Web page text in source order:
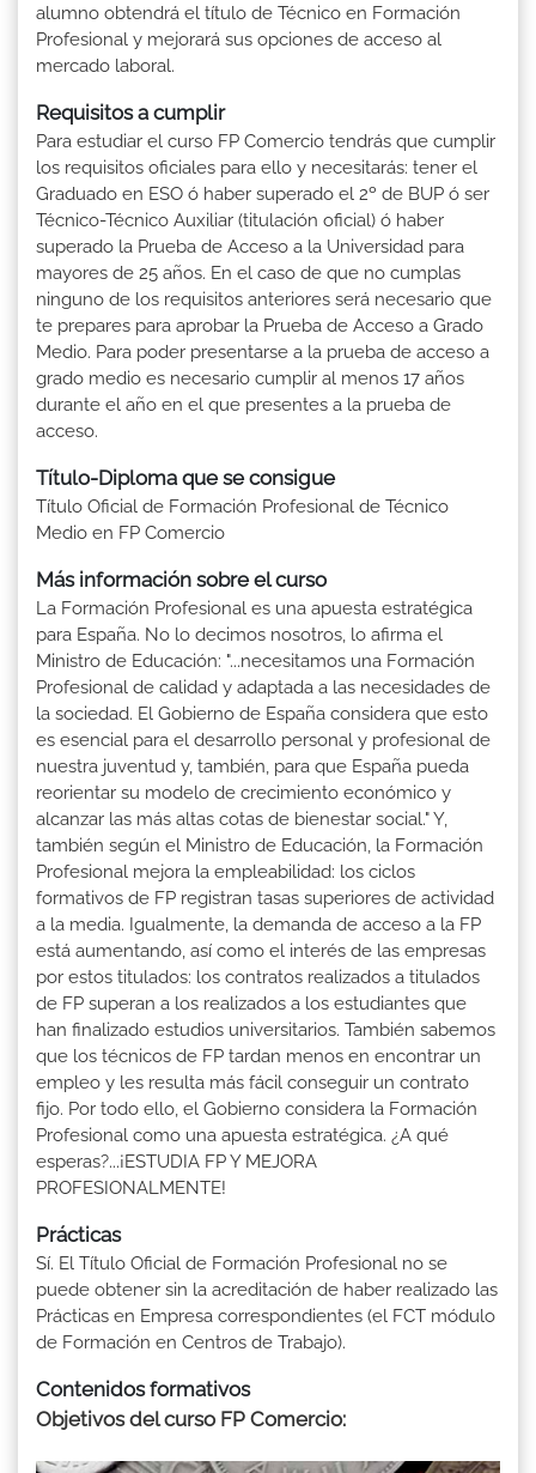
alumno obtendrá el título de Técnico en Formación
Profesional y mejorará sus opciones de acceso al
mercado laboral.
Requisitos a cumplir
Para estudiar el curso FP Comercio tendrás que cumplir
los requisitos oficiales para ello y necesitarás: tener el
Graduado en ESO ó haber superado el 2º de BUP ó ser
Técnico-Técnico Auxiliar (titulación oficial) ó haber
superado la Prueba de Acceso a la Universidad para
mayores de 25 años. En el caso de que no cumplas
ninguno de los requisitos anteriores será necesario que
te prepares para aprobar la Prueba de Acceso a Grado
Medio. Para poder presentarse a la prueba de acceso a
grado medio es necesario cumplir al menos 17 años
durante el año en el que presentes a la prueba de
acceso.
Título-Diploma que se consigue
Título Oficial de Formación Profesional de Técnico
Medio en FP Comercio
Más información sobre el curso
La Formación Profesional es una apuesta estratégica
para España. No lo decimos nosotros, lo afirma el
Ministro de Educación: "...necesitamos una Formación
Profesional de calidad y adaptada a las necesidades de
la sociedad. El Gobierno de España considera que esto
es esencial para el desarrollo personal y profesional de
nuestra juventud y, también, para que España pueda
reorientar su modelo de crecimiento económico y
alcanzar las más altas cotas de bienestar social." Y,
también según el Ministro de Educación, la Formación
Profesional mejora la empleabilidad: los ciclos
formativos de FP registran tasas superiores de actividad
a la media. Igualmente, la demanda de acceso a la FP
está aumentando, así como el interés de las empresas
por estos titulados: los contratos realizados a titulados
de FP superan a los realizados a los estudiantes que
han finalizado estudios universitarios. También sabemos
que los técnicos de FP tardan menos en encontrar un
empleo y les resulta más fácil conseguir un contrato
fijo. Por todo ello, el Gobierno considera la Formación
Profesional como una apuesta estratégica. ¿A qué
esperas?...¡ESTUDIA FP Y MEJORA
PROFESIONALMENTE!
Prácticas
Sí. El Título Oficial de Formación Profesional no se
puede obtener sin la acreditación de haber realizado las
Prácticas en Empresa correspondientes (el FCT módulo
de Formación en Centros de Trabajo).
Contenidos formativos
Objetivos del curso FP Comercio: